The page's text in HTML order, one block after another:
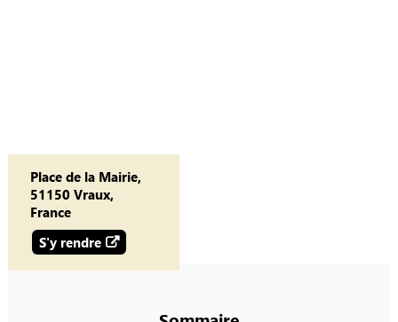
Place de la Mairie,
51150 Vraux,
France
S'y rendre